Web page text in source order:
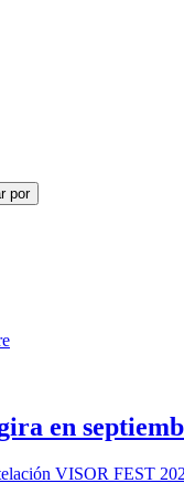
por
en
VISOR FEST